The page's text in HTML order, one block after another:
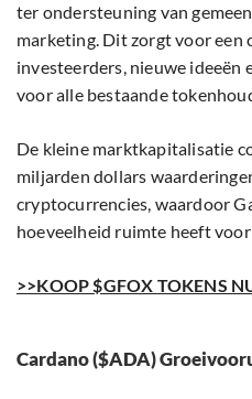
ter ondersteuning van
marketing. Dit zorgt voor een
investeerders, nieuwe ideeën
voor alle bestaande
De kleine marktkapitalisatie
miljarden dollars
cryptocurrencies, waardoor
hoeveelheid ruimte heeft
>>KOOP $GFOX TOKENS
Cardano ($ADA)